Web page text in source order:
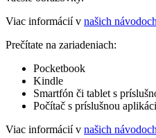
Viac informácií v našich návodoch
Prečítate na zariadeniach:
Pocketbook
Kindle
Smartfón či tablet s
Počítač s príslušnou
Viac informácií v našich návodoch